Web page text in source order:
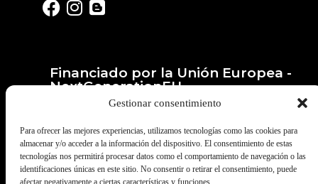
Gestionar consentimiento
Para ofrecer las mejores experiencias, utilizamos tecnologías como las cookies para
almacenar y/o acceder a la información del dispositivo. El consentimiento de estas
tecnologías nos permitirá procesar datos como el comportamiento de navegación o las
identificaciones únicas en este sitio. No consentir o retirar el consentimiento, puede
afectar negativamente a ciertas características y funciones.
Financiado por la Unión Europea -
NextGenerationEU